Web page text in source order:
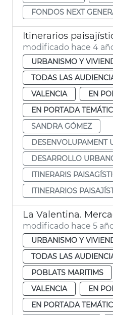
FONDOS NEXT
modificado hace 4
URBANISMO Y
TODAS LAS
VALENCIA
EN
EN PORTADA
SANDRA GÓMEZ
DESENVOLUPAMENT
DESARROLLO
ITINERARIS
ITINERARIOS
La Valentina.
modificado hace 5
URBANISMO Y
TODAS LAS
POBLATS MARITIMS
VALENCIA
EN
EN PORTADA